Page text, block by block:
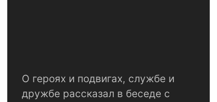
О героях и подвигах, службе и
дружбе рассказал в беседе с